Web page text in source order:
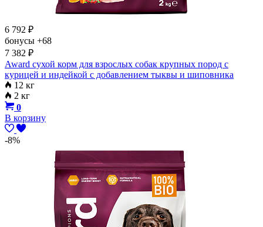
6 792 ₽
бонусы +68
7 382 ₽
Award сухой корм для взрослых собак крупных пород с
курицей и индейкой с добавлением тыквы и шиповника
12 кг
2 кг
0
В корзину
-8%